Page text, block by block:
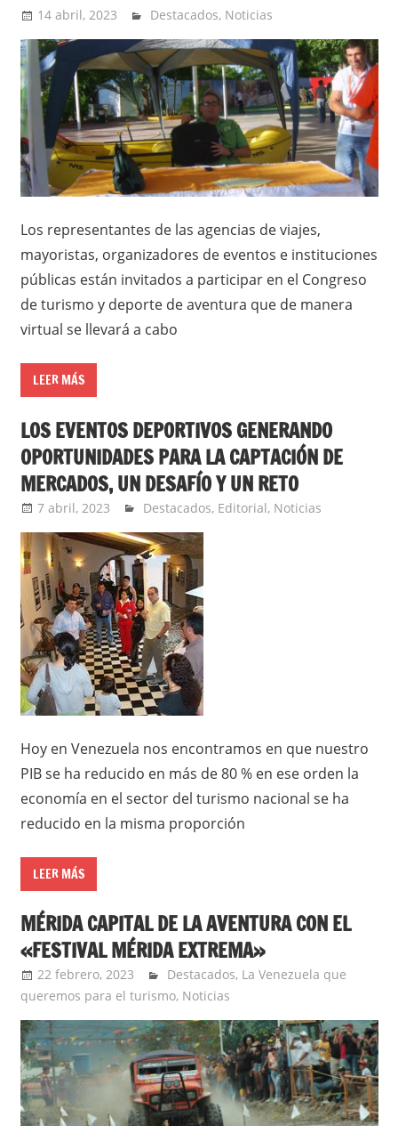
14 abril, 2023 Jorge Barbosa
Destacados, Noticias
Los representantes de las agencias de viajes,
mayoristas, organizadores de eventos e instituciones
públicas están invitados a participar en el Congreso
de turismo y deporte de aventura que de manera
virtual se llevará a cabo
LEER MÁS
LOS EVENTOS DEPORTIVOS GENERANDO
OPORTUNIDADES PARA LA CAPTACIÓN DE
MERCADOS, UN DESAFÍO Y UN RETO
7 abril, 2023 Extreme Sports
Destacados, Editorial, Noticias
Hoy en Venezuela nos encontramos en que nuestro
PIB se ha reducido en más de 80 % en ese orden la
economía en el sector del turismo nacional se ha
reducido en la misma proporción
LEER MÁS
MÉRIDA CAPITAL DE LA AVENTURA CON EL
«FESTIVAL MÉRIDA EXTREMA»
22 febrero, 2023 Jorge Barbosa
Destacados, La Venezuela que
queremos para el turismo, Noticias